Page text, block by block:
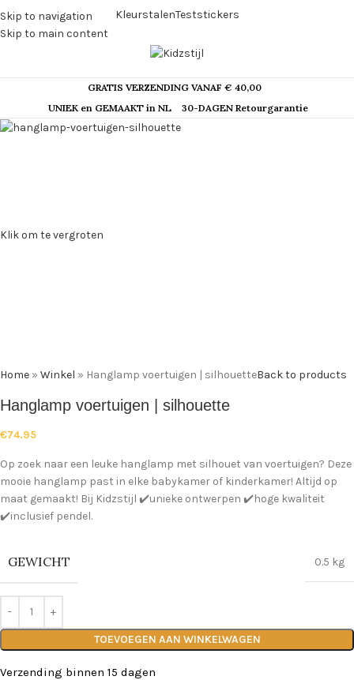
Skip to navigation
Skip to main content
KleurstalenTeststickers
GRATIS VERZENDING VANAF € 40,00
UNIEK en GEMAAKT in NL
30-DAGEN Retourgarantie
Klik om te vergroten
Home » Winkel » Hanglamp voertuigen | silhouetteBack to products
Hanglamp voertuigen | silhouette
€74.95
Op zoek naar een leuke hanglamp met silhouet van voertuigen? Deze
mooie hanglamp past in elke babykamer of kinderkamer! Altijd op
maat gemaakt! Bij Kidzstijl ✔️unieke ontwerpen ✔️hoge kwaliteit
✔️inclusief pendel.
GEWICHT 0.5 kg
TOEVOEGEN AAN WINKELWAGEN
Verzending binnen 15 dagen